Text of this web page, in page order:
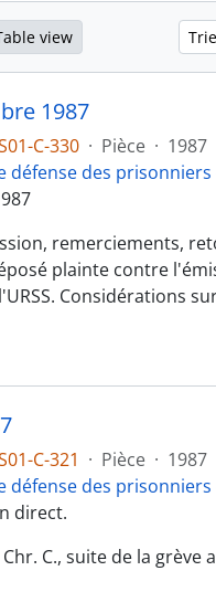
view
1987
C-330 · Pièce · 1987
défense des prisonniers
remerciements,
plainte contre
Considérations
C-321 · Pièce · 1987
défense des prisonniers
direct.
C., suite de la grève